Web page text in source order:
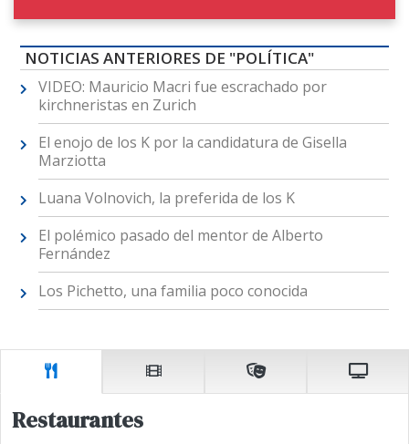
NOTICIAS ANTERIORES DE "POLÍTICA"
VIDEO: Mauricio Macri fue escrachado por
kirchneristas en Zurich
El enojo de los K por la candidatura de Gisella
Marziotta
Luana Volnovich, la preferida de los K
El polémico pasado del mentor de Alberto
Fernández
Los Pichetto, una familia poco conocida
Restaurantes